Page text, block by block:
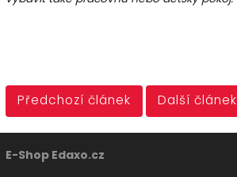
Předchozí článek Další článek
E-Shop Edaxo.cz